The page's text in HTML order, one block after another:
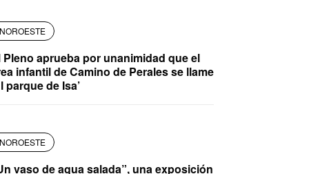
NOROESTE
Pleno aprueba por unanimidad que el
infantil de Camino de Perales se llame
parque de Isa’
NOROESTE
vaso de agua salada”, una exposición